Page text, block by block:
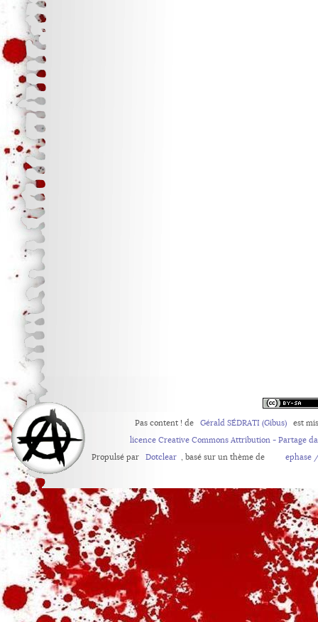
Pas content ! de Gérald SÉDRATI (Gibus)
est
licence Creative Commons Attribution - Partage
Propulsé par
Dotclear , basé sur un thème de ephase